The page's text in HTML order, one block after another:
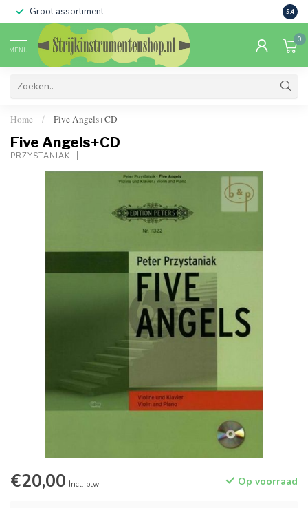
Groot assortiment 9.4
MENU
0
Home / Five Angels+CD
Five Angels+CD
PRZYSTANIAK
€20,00 Incl. btw Op voorraad